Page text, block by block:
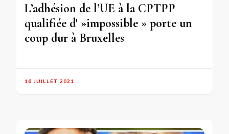
L’adhésion de l’UE à la CPTPP
qualifiée d' »impossible » porte un
coup dur à Bruxelles
16 JUILLET 2021